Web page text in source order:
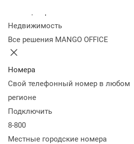
Недвижимость
Все решения MANGO OFFICE
Номера
Свой телефонный номер в любом
регионе
Подключить
8-800
Местные городские номера
Статьи, обзоры, ТОПы, идеи и
бизнеса в разделе Бизнес-
живая и понятная информация
27 апреля 2022
Топ цифровых сервисов, которые
14 апреля 2022
5 проблем при переходе на
решить
22 марта 2022
Топ-5 мифов об организации